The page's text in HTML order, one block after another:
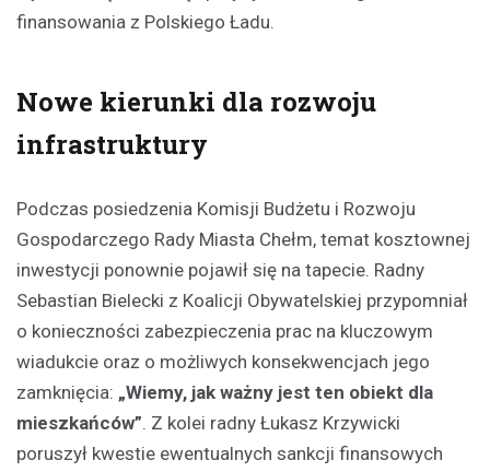
finansowania z Polskiego Ładu.
Nowe kierunki dla rozwoju
infrastruktury
Podczas posiedzenia Komisji Budżetu i Rozwoju
Gospodarczego Rady Miasta Chełm, temat kosztownej
inwestycji ponownie pojawił się na tapecie. Radny
Sebastian Bielecki z Koalicji Obywatelskiej przypomniał
o konieczności zabezpieczenia prac na kluczowym
wiadukcie oraz o możliwych konsekwencjach jego
zamknięcia: „Wiemy, jak ważny jest ten obiekt dla
mieszkańców”. Z kolei radny Łukasz Krzywicki
poruszył kwestie ewentualnych sankcji finansowych